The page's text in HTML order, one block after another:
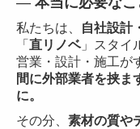
私たちは、 自社設計
「 直リノベ」スタイ
営業・設計・施工が
間に外部業者を挟ま
に。
その分、 素材の質や